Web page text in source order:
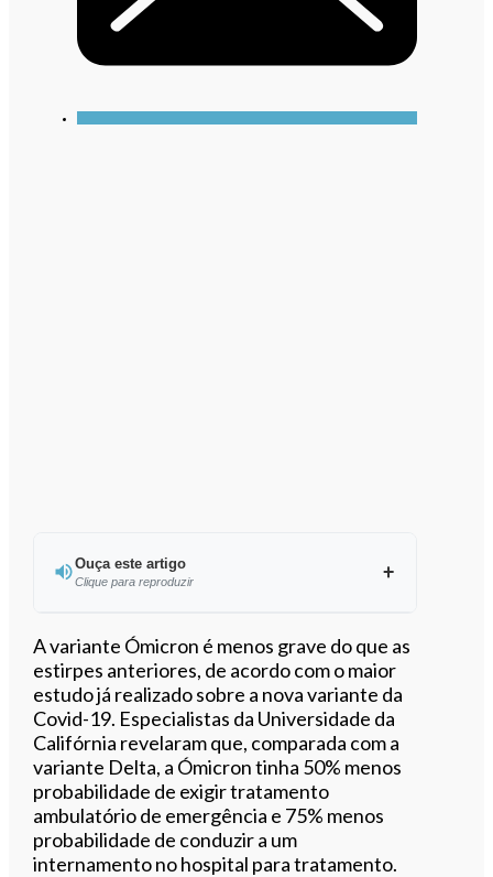
Ouça este artigo
Clique para reproduzir
Ouvir este artigo
A variante Ómicron é menos grave do que as
estirpes anteriores, de acordo com o maior
estudo já realizado sobre a nova variante da
Covid-19. Especialistas da Universidade da
Califórnia revelaram que, comparada com a
variante Delta, a Ómicron tinha 50% menos
probabilidade de exigir tratamento
ambulatório de emergência e 75% menos
probabilidade de conduzir a um
internamento no hospital para tratamento.